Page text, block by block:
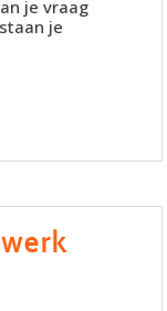
je vraag
je